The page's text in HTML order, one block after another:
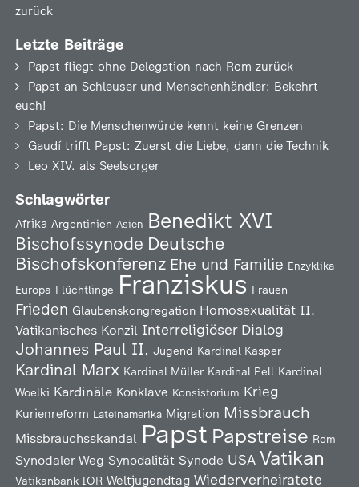
zurück
Letzte Beiträge
Papst fliegt ohne Delegation nach Rom zurück
Papst an Schleuser und Menschenhändler: Bekehrt
euch!
Papst: Die Menschenwürde kennt keine Grenzen
Gaudí trifft Papst: Zuerst die Liebe, dann die Technik
Leo XIV. als Seelsorger
Schlagwörter
Afrika Argentinien Asien Benedikt XVI
Bischofssynode Deutsche
Bischofskonferenz Ehe und Familie Enzyklika
Europa Flüchtlinge Franziskus Frauen
Frieden Glaubenskongregation Homosexualität II.
Vatikanisches Konzil Interreligiöser Dialog
Johannes Paul II. Jugend Kardinal Kasper
Kardinal Marx Kardinal Müller Kardinal Pell Kardinal
Woelki Kardinäle Konklave Konsistorium Krieg
Kurienreform Lateinamerika Migration Missbrauch
Missbrauchsskandal Papst Papstreise Rom
Synodaler Weg Synodalität Synode USA Vatikan
Vatikanbank IOR Weltjugendtag Wiederverheiratete